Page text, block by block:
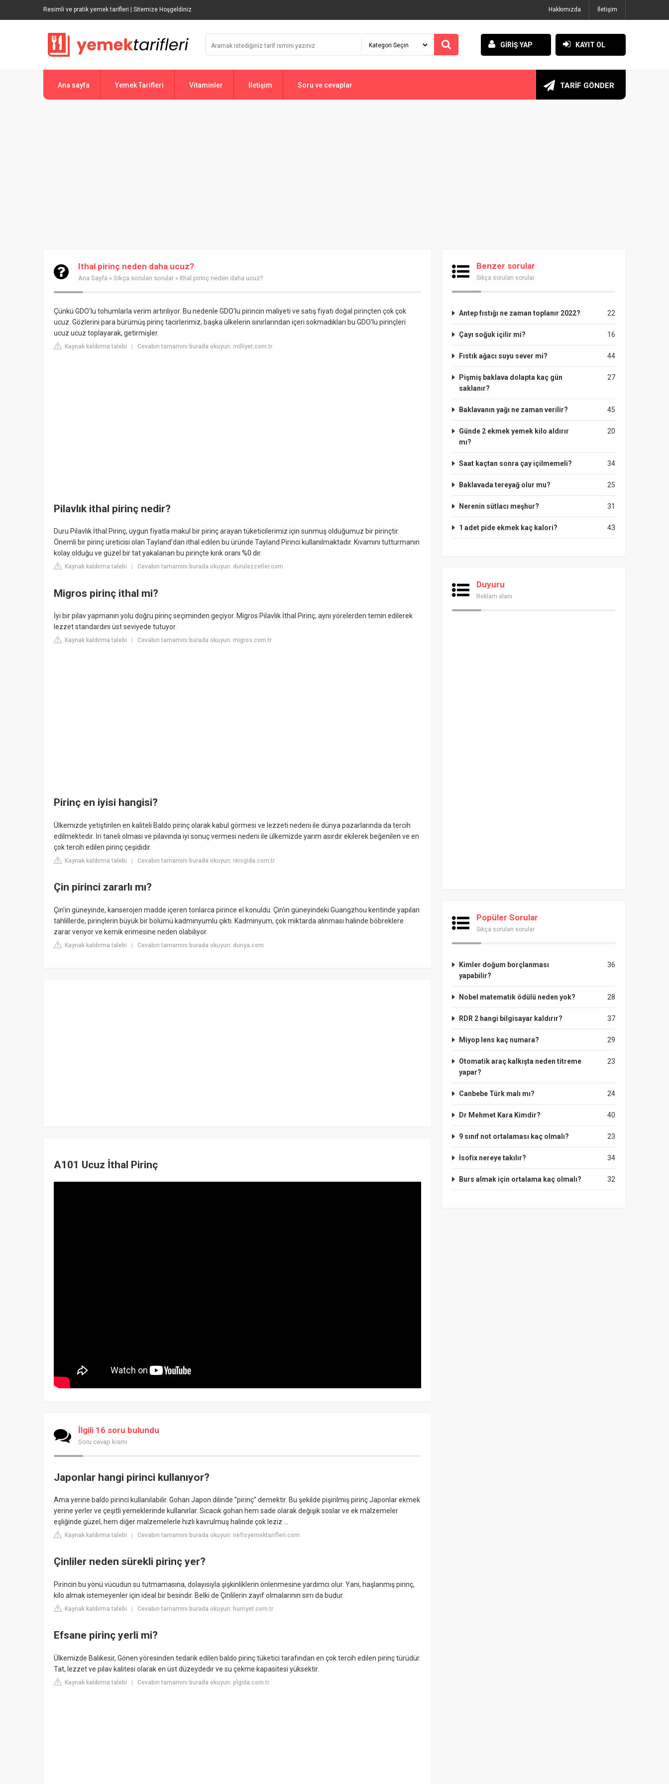
Resimli ve pratik yemek tarifleri | Sitemize Hoşgeldiniz Hakkımızda İletişim
GİRİŞ YAP KAYIT OL
Ana sayfa Yemek Tarifleri Vitaminler İletişim Soru ve cevaplar TARİF GÖNDER
Ithal pirinç neden daha ucuz?
Ana Sayfa » Sıkça sorulan sorular » Ithal pirinç neden daha ucuz?
Çünkü GDO'lu tohumlarla verim artırılıyor. Bu nedenle GDO'lu pirincin maliyeti ve satış fiyatı doğal pirinçten çok çok
ucuz. Gözlerini para bürümüş pirinç tacirlerimiz, başka ülkelerin sınırlarından içeri sokmadıkları bu GDO'lu pirinçleri
ucuz ucuz toplayarak, getirmişler.
Kaynak kaldırma talebi | Cevabın tamamını burada okuyun: milliyet.com.tr
Pilavlık ithal pirinç nedir?
Duru Pilavlık İthal Pirinç, uygun fiyatla makul bir pirinç arayan tüketicilerimiz için sunmuş olduğumuz bir pirinçtir.
Önemli bir pirinç üreticisi olan Tayland'dan ithal edilen bu üründe Tayland Pirinci kullanılmaktadır. Kıvamını tutturmanın
kolay olduğu ve güzel bir tat yakalanan bu pirinçte kırık oranı %0 dır.
Kaynak kaldırma talebi Cevabın tamamını burada okuyun: durulezzetler.com
Migros pirinç ithal mi?
İyi bir pilav yapmanın yolu doğru pirinç seçiminden geçiyor. Migros Pilavlık İthal Pirinç, aynı yörelerden temin edilerek
lezzet standardını üst seviyede tutuyor.
Kaynak kaldırma talebi Cevabın tamamını burada okuyun: migros.com.tr
Pirinç en iyisi hangisi?
Ülkemizde yetiştirilen en kaliteli Baldo pirinç olarak kabul görmesi ve lezzeti nedeni ile dünya pazarlarında da tercih
edilmektedir. İri taneli olması ve pilavında iyi sonuç vermesi nedeni ile ülkemizde yarım asırdır ekilerek beğenilen ve en
çok tercih edilen pirinç çeşididir.
Kaynak kaldırma talebi | Cevabın tamamını burada okuyun: reisgida.com.tr
Çin pirinci zararlı mı?
Çin'in güneyinde, kanserojen madde içeren tonlarca pirince el konuldu. Çin'in güneyindeki Guangzhou kentinde yapılan
tahlillerde, pirinçlerin büyük bir bölümü kadminyumlu çıktı. Kadminyum, çok miktarda alınması halinde böbreklere
zarar veriyor ve kemik erimesine neden olabiliyor.
Kaynak kaldırma talebi | Cevabın tamamını burada okuyun: dunya.com
A101 Ucuz İthal Pirinç
İlgili 16 soru bulundu
Soru cevap kısmı
Japonlar hangi pirinci kullanıyor?
Ama yerine baldo pirinci kullanılabilir. Gohan Japon dilinde ''pirinç'' demektir. Bu şekilde pişirilmiş pirinç Japonlar ekmek
yerine yerler ve çeşitli yemeklerinde kullanırlar. Sıcacık gohan hem sade olarak değişik soslar ve ek malzemeler
eşliğinde güzel, hem diğer malzemelerle hızlı kavrulmuş halinde çok leziz ...
Kaynak kaldırma talebi | Cevabın tamamını burada okuyun: nefisyemektarifleri.com
Çinliler neden sürekli pirinç yer?
Pirincin bu yönü vücudun su tutmamasına, dolayısıyla şişkinliklerin önlenmesine yardımcı olur. Yani, haşlanmış pirinç,
kilo almak istemeyenler için ideal bir besindir. Belki de Çinlilerin zayıf olmalarının sırrı da budur.
Kaynak kaldırma talebi | Cevabın tamamını burada okuyun: hurriyet.com.tr
Efsane pirinç yerli mi?
Ülkemizde Balıkesir, Gönen yöresinden tedarik edilen baldo pirinç tüketici tarafından en çok tercih edilen pirinç türüdür.
Tat, lezzet ve pilav kalitesi olarak en üst düzeydedir ve su çekme kapasitesi yüksektir.
Kaynak kaldırma talebi | Cevabın tamamını burada okuyun: plgida.com.tr
Benzer sorular
Sıkça sorulan sorular
22
Antep fıstığı ne zaman toplanır 2022?
16
Çayı soğuk içilir mi?
44
Fıstık ağacı suyu sever mi?
27
Pişmiş baklava dolapta kaç gün
saklanır?
45
Baklavanın yağı ne zaman verilir?
20
Günde 2 ekmek yemek kilo aldırır
mı?
34
Saat kaçtan sonra çay içilmemeli?
25
Baklavada tereyağ olur mu?
31
Nerenin sütlacı meşhur?
43
1 adet pide ekmek kaç kalori?
Duyuru
Reklam alanı
Popüler Sorular
Sıkça sorulan sorular
36
Kimler doğum borçlanması
yapabilir?
28
Nobel matematik ödülü neden yok?
37
RDR 2 hangi bilgisayar kaldırır?
29
Miyop lens kaç numara?
23
Otomatik araç kalkışta neden titreme
yapar?
24
Canbebe Türk malı mı?
40
Dr Mehmet Kara Kimdir?
23
9 sınıf not ortalaması kaç olmalı?
34
İsofix nereye takılır?
32
Burs almak için ortalama kaç olmalı?